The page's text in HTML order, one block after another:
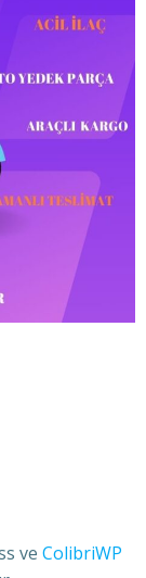
ve ColibriWP